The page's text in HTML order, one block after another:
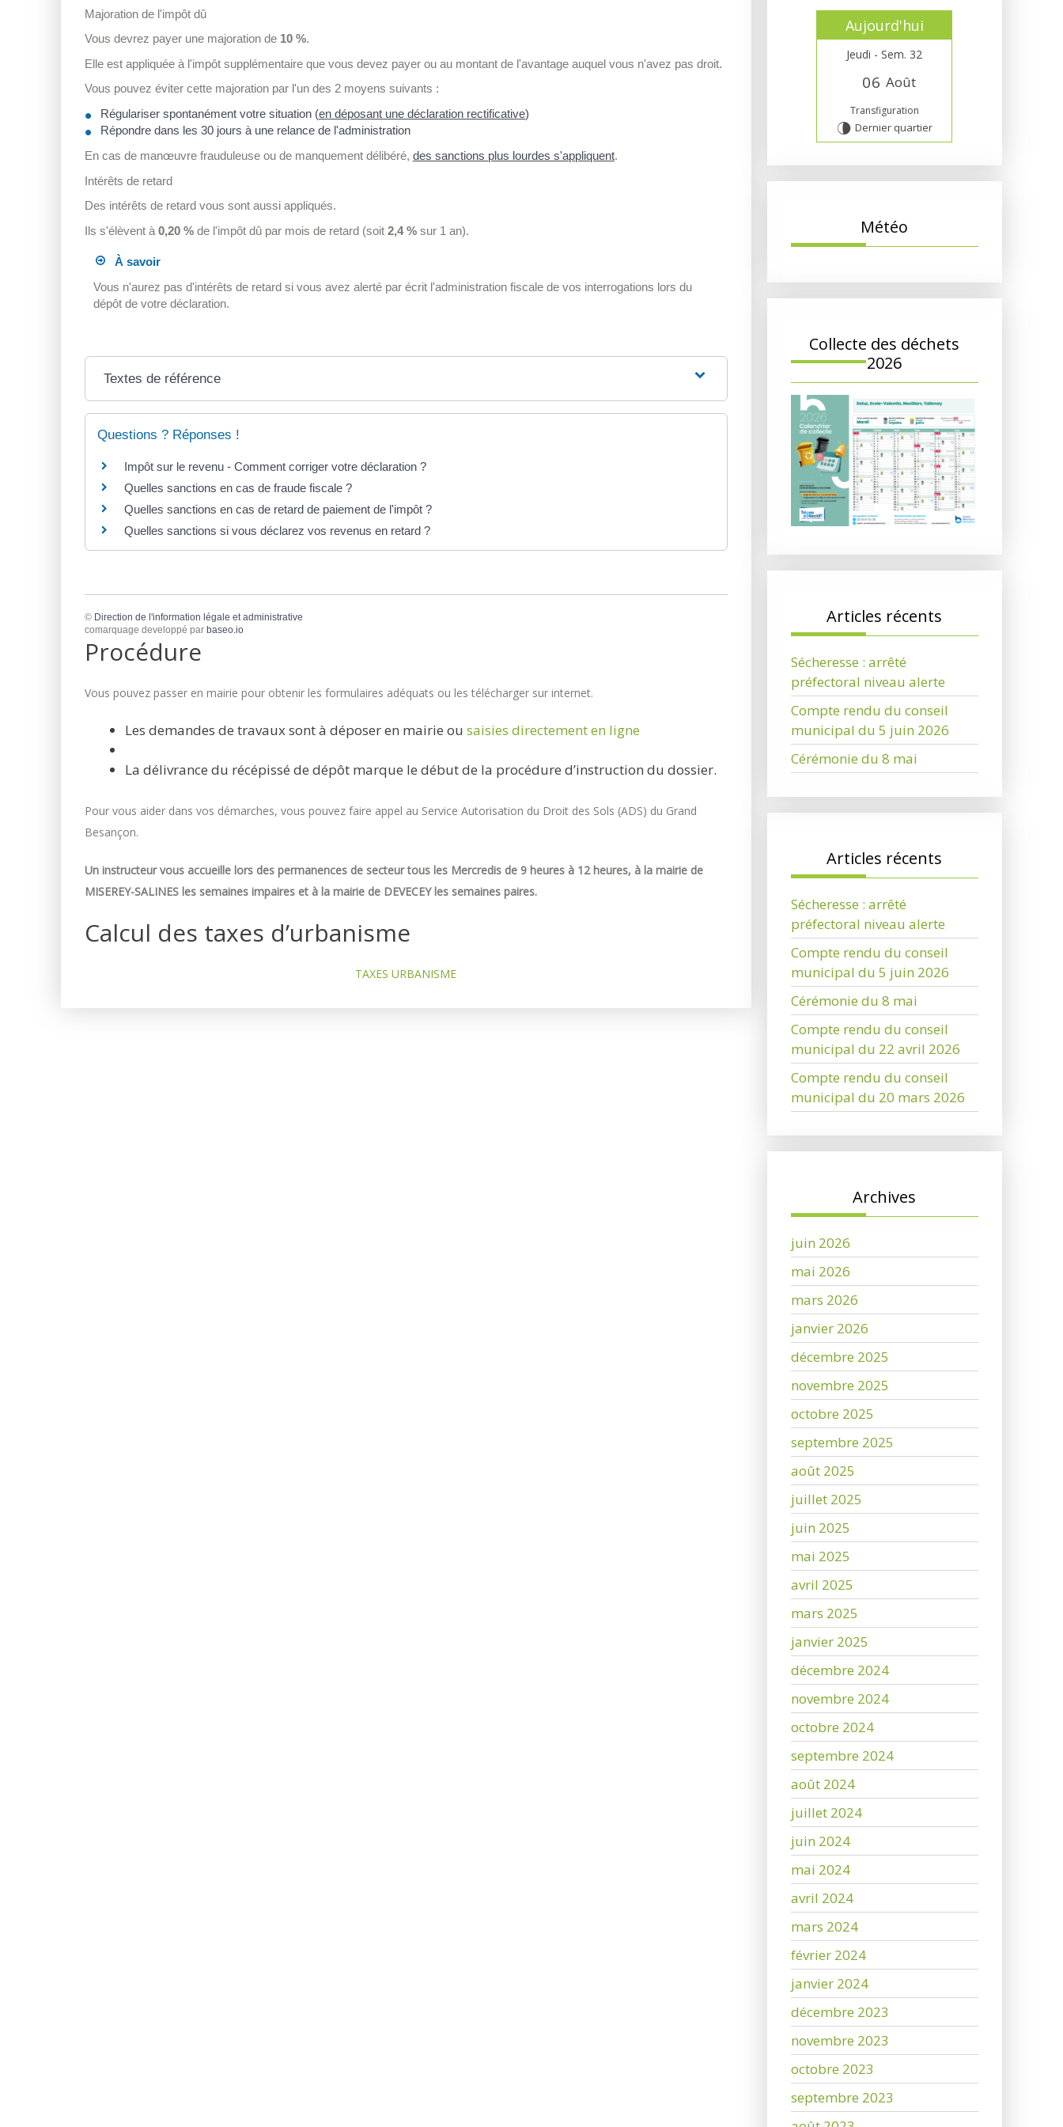
Majoration de l'impôt dû
Vous devrez payer une majoration de 10 %.
Elle est appliquée à l'impôt supplémentaire que vous devez payer ou au montant de l'avantage auquel vous n'avez pas droit.
Vous pouvez éviter cette majoration par l'un des 2 moyens suivants :
Régulariser spontanément votre situation (en déposant une déclaration rectificative)
Répondre dans les 30 jours à une relance de l'administration
En cas de manœuvre frauduleuse ou de manquement délibéré, des sanctions plus lourdes s'appliquent.
Intérêts de retard
Des intérêts de retard vous sont aussi appliqués.
Ils s'élèvent à 0,20 % de l'impôt dû par mois de retard (soit 2,4 % sur 1 an).
À savoir
Vous n'aurez pas d'intérêts de retard si vous avez alerté par écrit l'administration fiscale de vos interrogations lors du
dépôt de votre déclaration.
Textes de référence
Questions ? Réponses !
Impôt sur le revenu - Comment corriger votre déclaration ?
Quelles sanctions en cas de fraude fiscale ?
Quelles sanctions en cas de retard de paiement de l'impôt ?
Quelles sanctions si vous déclarez vos revenus en retard ?
© Direction de l'information légale et administrative
comarquage developpé par baseo.io
Procédure
Vous pouvez passer en mairie pour obtenir les formulaires adéquats ou les télécharger sur internet.
Les demandes de travaux sont à déposer en mairie ou saisies directement en ligne
La délivrance du récépissé de dépôt marque le début de la procédure d’instruction du dossier.
Pour vous aider dans vos démarches, vous pouvez faire appel au Service Autorisation du Droit des Sols (ADS) du Grand
Besançon.
Un instructeur vous accueille lors des permanences de secteur tous les Mercredis de 9 heures à 12 heures, à la mairie de
MISEREY-SALINES les semaines impaires et à la mairie de DEVECEY les semaines paires.
Calcul des taxes d’urbanisme
TAXES URBANISME
Aujourd'hui
Jeudi - Sem. 32
06 Août
Transfiguration
U Dernier quartier
Météo
Collecte des déchets
2026
Articles récents
Sécheresse : arrêté
préfectoral niveau alerte
Compte rendu du conseil
municipal du 5 juin 2026
Cérémonie du 8 mai
Articles récents
Sécheresse : arrêté
préfectoral niveau alerte
Compte rendu du conseil
municipal du 5 juin 2026
Cérémonie du 8 mai
Compte rendu du conseil
municipal du 22 avril 2026
Compte rendu du conseil
municipal du 20 mars 2026
Archives
juin 2026
mai 2026
mars 2026
janvier 2026
décembre 2025
novembre 2025
octobre 2025
septembre 2025
août 2025
juillet 2025
juin 2025
mai 2025
avril 2025
mars 2025
janvier 2025
décembre 2024
novembre 2024
octobre 2024
septembre 2024
août 2024
juillet 2024
juin 2024
mai 2024
avril 2024
mars 2024
février 2024
janvier 2024
décembre 2023
novembre 2023
octobre 2023
septembre 2023